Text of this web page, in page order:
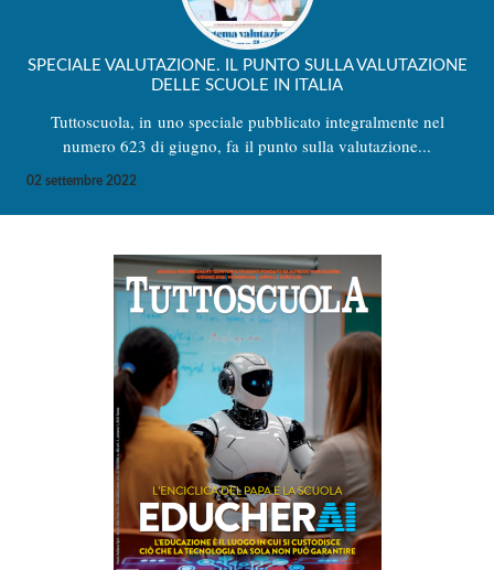
SPECIALE VALUTAZIONE. IL PUNTO SULLA VALUTAZIONE
DELLE SCUOLE IN ITALIA
Tuttoscuola, in uno speciale pubblicato integralmente nel
numero 623 di giugno, fa il punto sulla valutazione...
02 settembre 2022